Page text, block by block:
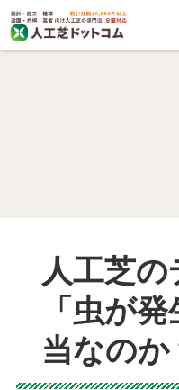
人工芝の
「虫が
当なのか